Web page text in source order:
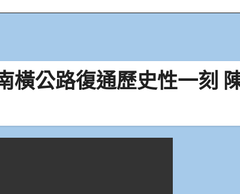
橫公路復通歷史性一刻